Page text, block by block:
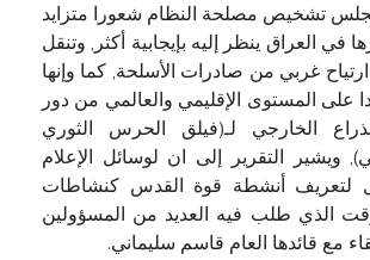
تشخيص مصلحة النظام شعورا متزايد
في العراق ينظر إليه بإيجابية أكثر, وتنقل
غربي من صادرات الأسلحة, كما وإنها
على المستوى الإقليمي والعالمي من دور
الخارجي لـ(فيلق الحرس الثوري
ويشير التقرير إلى ان لوسائل الإعلام
لتعريف أنشطة قوة القدس كنشاطات
الذي طلب فيه العديد من المسؤولين
مع قائدها العام قاسم سليماني.